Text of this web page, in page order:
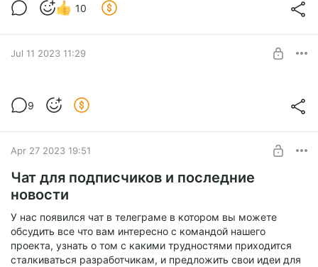
нашего сообщества!
В конце этого 2025 года мы шлем вам наши самые теплые
Discount applies to the first month only.
10
Jul 11 2023 11:29
Discount applies to the first month only.
9
Apr 27 2023 19:51
Чат для подписчиков и последние
новости
У нас появился чат в телеграме в котором вы можете
обсудить все что вам интересно с командой нашего
проекта, узнать о том с какими трудностями приходится
сталкиваться разработчикам, и предложить свои идеи для